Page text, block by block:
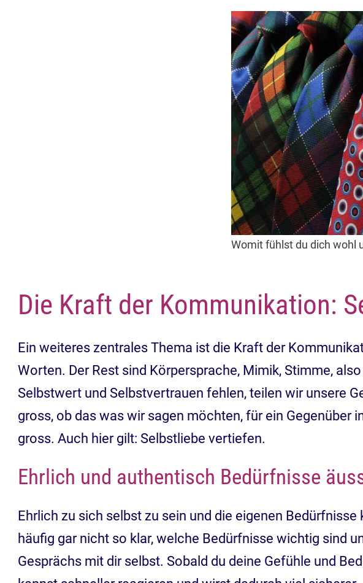
Womit fühlst du dich wohl
Die Kraft der Kommunikation:
Ein weiteres zentrales Thema ist die Kraft der
Worten. Der Rest sind Körpersprache, Mimik, Stimme,
Selbstwert und Selbstvertrauen fehlen, teilen wir unsere
gross, ob das was wir sagen möchten, für ein
gross. Auch hier gilt: Selbstliebe vertiefen.
Ehrlich und authentisch Bedürfnisse
Ehrlich zu sich selbst zu sein und die eigenen
häufig gar nicht so klar, welche Bedürfnisse wichtig sind
Gesprächs mit dir selbst. Sobald du deine Gefühle und